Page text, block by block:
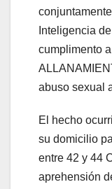
Inteligencia
cumplimento
abuso sexual
El hecho
su domicilio
entre 42 y 44
aprehensión